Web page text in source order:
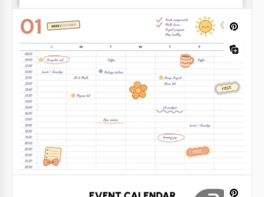
Druckbarer Büro-Geburtstagskalender
Vorlage
Google Docs
Minimaler Leerwochenkalender